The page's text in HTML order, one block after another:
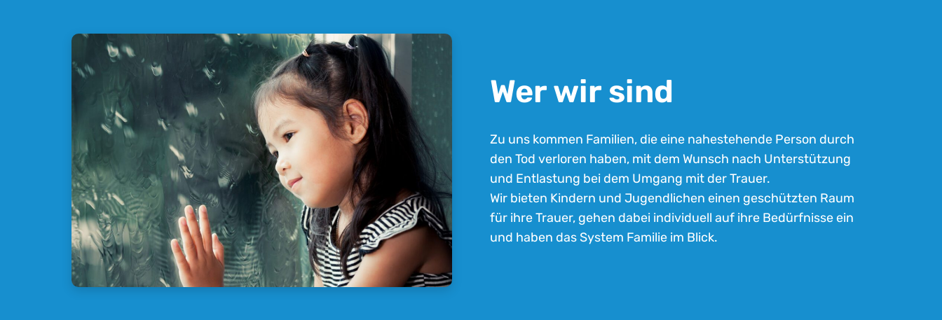
Wer wir sind
Zu uns kommen Familien, die eine nahestehende Person durch
den Tod verloren haben, mit dem Wunsch nach Unterstützung
und Entlastung bei dem Umgang mit der Trauer.
Wir bieten Kindern und Jugendlichen einen geschützten Raum
für ihre Trauer, gehen dabei individuell auf ihre Bedürfnisse ein
und haben das System Familie im Blick.